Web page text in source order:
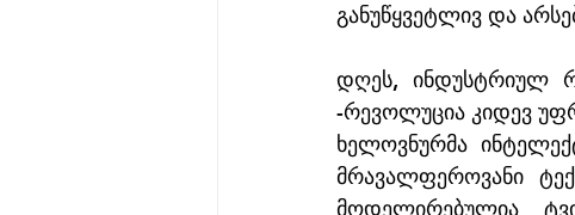
განუწყვეტლივ და
დღეს, ინდუსტრიულ
-რევოლუცია კიდევ
ხელოვნურმა
მრავალფეროვანი
მოდელირებულია